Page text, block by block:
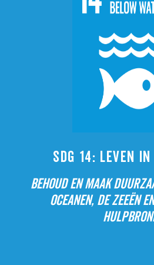
SDG 14: LEVEN
BEHOUD EN MAAK
OCEANEN, DE ZEEËN